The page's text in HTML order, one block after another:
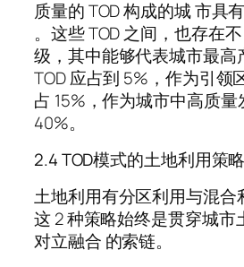
质量的 TOD 构成的城 市具
。这些 TOD 之间，也存在
级，其中能够代表城市最高
TOD 应占到 5%，作为引领
占 15%，作为城市中高质量
40%。
2.4 TOD模式的土地利用策略
土地利用有分区利用与混合
这 2 种策略始终是贯穿城市
对立融合 的索链。